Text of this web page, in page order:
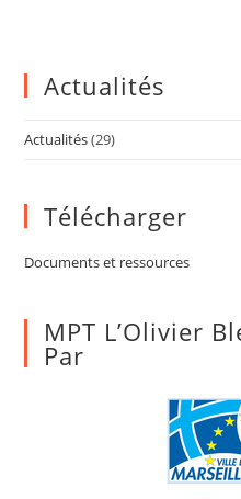
Actualités
Actualités(29)
Télécharger
Documents et ressources
MPT L’Olivier
Par